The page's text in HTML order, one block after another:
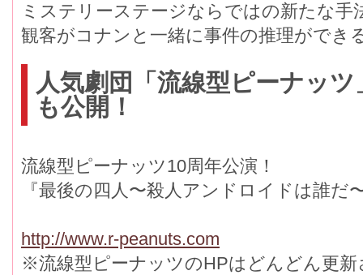
ミステリーステージならではの新たな手
観客がコナンと一緒に事件の推理ができ
人気劇団「流線型ピーナッ
も公開！
流線型ピーナッツ10周年公演！
『最後の四人〜殺人アンドロイドは誰だ
http://www.r-peanuts.com
※流線型ピーナッツのHPはどんどん更